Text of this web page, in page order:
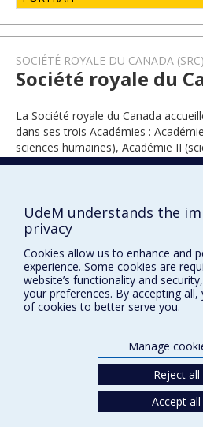
SOCIÉTÉ ROYALE DU CANADA (SRC)
Société royale du
La Société royale du Canada
dans ses trois Académies :
sciences humaines), Académie II
Académie III (sciences).
UdeM understands the
privacy
Cookies allow us to enhance and
experience. Some cookies are
website’s functionality and
your preferences. By accepting
of cookies to better serve you.
Manage
Reject all
Accept all